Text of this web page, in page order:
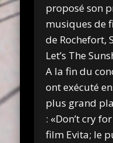
proposé son
musiques de
de Rochefort,
Let’s The
A la fin du
ont exécuté
plus grand
: «Don’t cry
film Evita; le